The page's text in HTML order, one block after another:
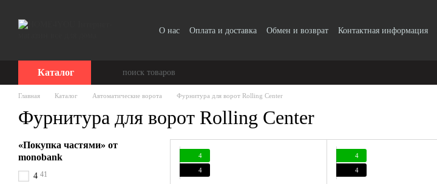
О нас Оплата и доставка Обмен и возврат Контактная информация
Каталог
Главная Каталог Автоматические ворота Фурнитура для ворот Rolling Center
Фурнитура для ворот Rolling Center
4
4
4
4
«Покупка частями» от
monobank
4 41